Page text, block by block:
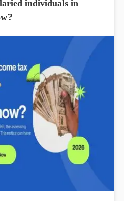
individuals in